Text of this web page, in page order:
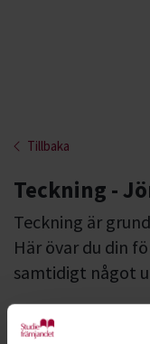
Tillbaka
Teckning -
Teckning är
Här övar du din
samtidigt något
saker som de